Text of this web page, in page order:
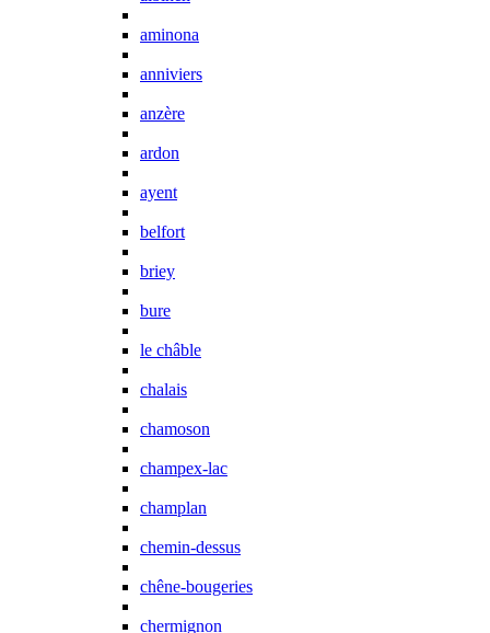
aminona
anniviers
anzère
ardon
ayent
belfort
briey
bure
le châble
chalais
chamoson
champex-lac
champlan
chemin-dessus
chêne-bougeries
chermignon